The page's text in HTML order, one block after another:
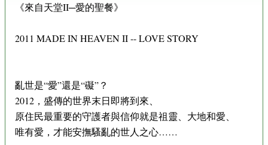
《來自天堂II─愛的聖餐》
2011 MADE IN HEAVEN II -- LOVE STORY
亂世是“愛”還是“礙”？
2012，盛傳的世界末日即將到來、
原住民最重要的守護者與信仰就是祖靈、大地和愛、
唯有愛，才能安撫騷亂的世人之心……